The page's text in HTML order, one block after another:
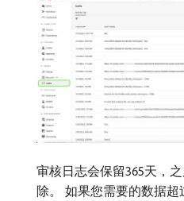
审核日志会保留365天，
除。 如果您需要的数据超